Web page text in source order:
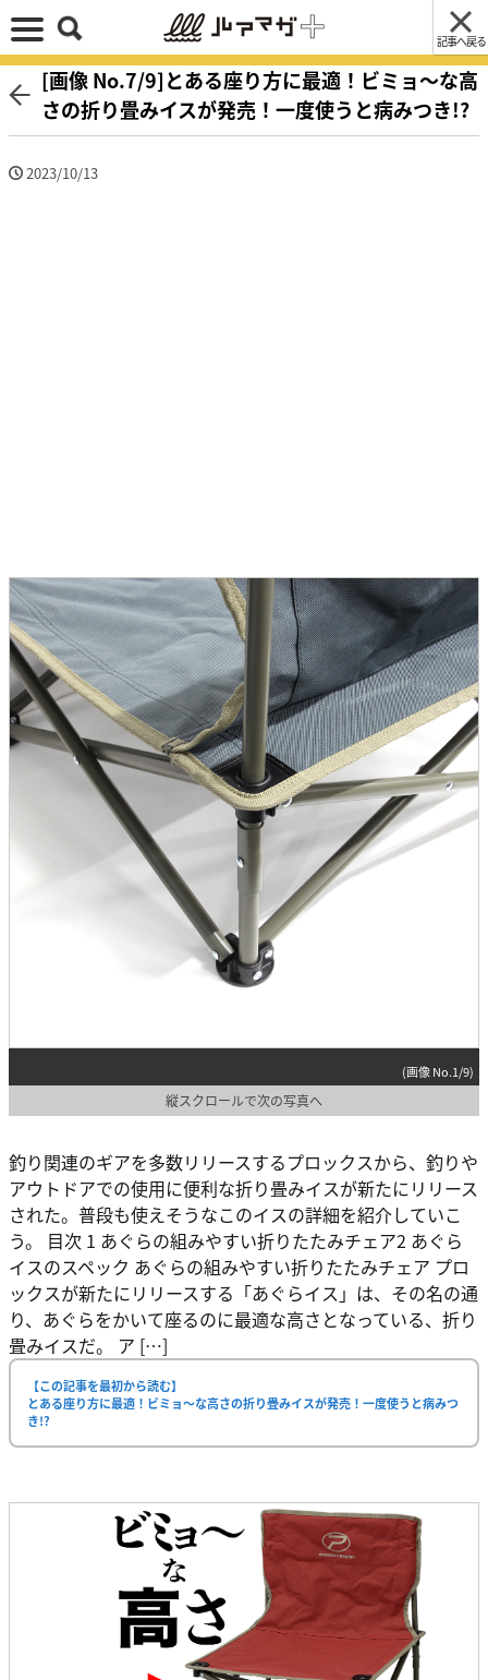
記事へ戻る
[画像 No.7/9]とある座り方に最適！ビミョ〜な高
さの折り畳みイスが発売！一度使うと病みつき!?
2023/10/13
(画像 No.1/9)
縦スクロールで次の写真へ
釣り関連のギアを多数リリースするプロックスから、釣りや
アウトドアでの使用に便利な折り畳みイスが新たにリリース
された。普段も使えそうなこのイスの詳細を紹介していこ
う。 目次 1 あぐらの組みやすい折りたたみチェア2 あぐら
イスのスペック あぐらの組みやすい折りたたみチェア プロ
ックスが新たにリリースする「あぐらイス」は、その名の通
り、あぐらをかいて座るのに最適な高さとなっている、折り
畳みイスだ。 ア […]
【この記事を最初から読む】
とある座り方に最適！ビミョ〜な高さの折り畳みイスが発売！一度使うと病みつ
き!?